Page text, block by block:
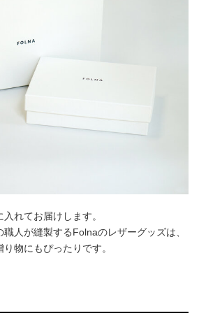
れてお届けします。
人が縫製するFolnaのレザーグッズは、
物にもぴったりです。